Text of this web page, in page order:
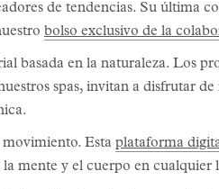
de tendencias. Su última
bolso exclusivo de la
basada en la naturaleza. Los
spas, invitan a disfrutar
Esta plataforma
mente y el cuerpo en cualquier